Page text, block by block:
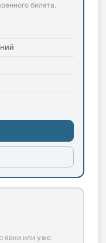
билета.
явки или уже